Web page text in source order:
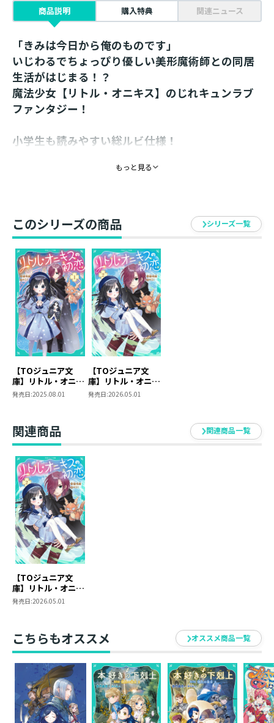
商品説明 購入特典 関連ニュース
「きみは今日から俺のものです」
いじわるでちょっぴり優しい美形魔術師との同居
生活がはじまる！？
魔法少女【リトル・オニキス】のじれキュンラブ
ファンタジー！
小学生も読みやすい総ルビ仕様！
紙書籍限定、描き下ろし4コマ特典しおり付き！
した！？ わたしをこの世界に呼んだのは魔術師の男の
子・ユラ。おうちに帰りたいのに、研究の手伝いをしろ
って命令する、超強引な奴なの！ でも、魔術を教えて
くれたり、泣いていたらなぐさめてくれたり、少しはい
いところもあるかも……？ いじわるでちょっぴり優し
い美形魔術師との同居生活がはじまる！？ 小さな魔法
少女〈リトル・オニキス〉がおくる、じれキュンラブフ
ァンタジー！
緑名紺（みどりなこん）
「らすぼす魔女は堅物従者と戯れる」（株式会社フロン
ティアワークス）でデビュー。
水玉子(みずたまこ)
イラストレーター。
児童書やライトノベルなど
数多くの作品のイラストを担当。
もっと見る
このシリーズの商品 シリーズ一覧
【TOジュニア文
庫】リトル・オニキ
スの初恋
発売日:2025.08.01
【TOジュニア文
庫】リトル・オニキ
スの初恋２
発売日:2026.05.01
関連商品 関連商品一覧
【TOジュニア文
庫】リトル・オニキ
スの初恋２
発売日:2026.05.01
こちらもオススメ オススメ商品一覧